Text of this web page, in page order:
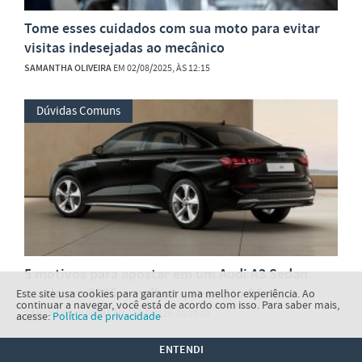
Tome esses cuidados com sua moto para evitar
visitas indesejadas ao mecânico
SAMANTHA OLIVEIRAEM 02/08/2025, ÀS 12:15
Dúvidas Comuns
5 motivos para apostar em um Audi A3 Sedan
usado em 2025 – melhor que muito 0 km
SAMANTHA OLIVEIRAEM 02/08/2025, ÀS 10:00
Este site usa cookies para garantir uma melhor experiência. Ao
continuar a navegar, você está de acordo com isso. Para saber mais,
acesse: Política de privacidade
ENTENDI